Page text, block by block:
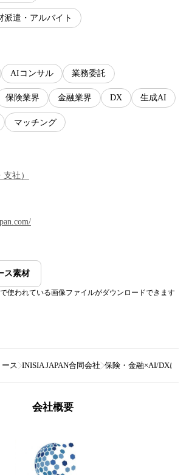
派遣・アルバイト
AIコンサル 業務委託
保険業界 金融業界 DX 生成AI
マッチング
支社）
ス素材
使われている画像ファイルがダウンロードできます
ス INISIA JAPAN合同会社 保険・金融×AI/DXに特
会社概要